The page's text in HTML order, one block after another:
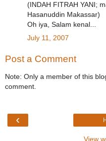
(INDAH FITRAH YANI;
Hasanuddin Makassar)
Oh iya, Salam kenal...
July 11, 2007
Post a Comment
Note: Only a member of this
comment.
‹
View